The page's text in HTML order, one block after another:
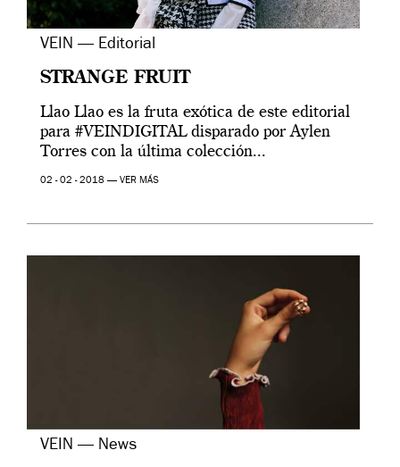
VEIN — Editorial
STRANGE FRUIT
Llao Llao es la fruta exótica de este editorial
para #VEINDIGITAL disparado por Aylen
Torres con la última colección...
02 - 02 - 2018 — VER MÁS
VEIN — News